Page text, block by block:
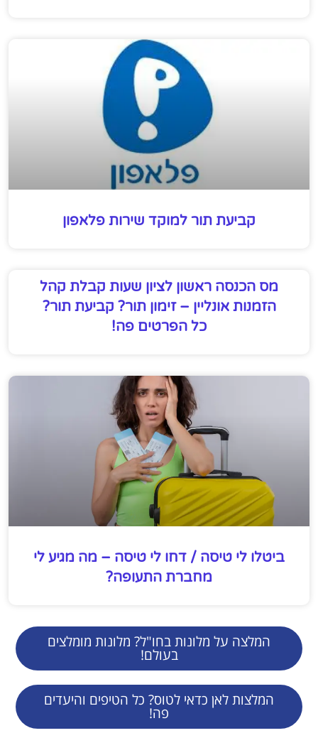
קביעת תור למוקד שירות פלאפון
מס הכנסה ראשון לציון שעות קבלת קהל
הזמנות אונליין – זימון תור? קביעת תור?
כל הפרטים פה!
ביטלו לי טיסה / דחו לי טיסה – מה מגיע לי
מחברת התעופה?
המלצה על מלונות בחו"ל? מלונות מומלצים
בעולם!
המלצות לאן כדאי לטוס? כל הטיפים והיעדים
פה!